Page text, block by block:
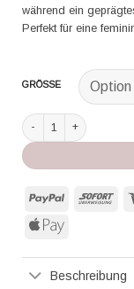
während ein
Perfekt für eine
GRÖSSE
Aubade String Love
PayPal
Apple
Beschreibung